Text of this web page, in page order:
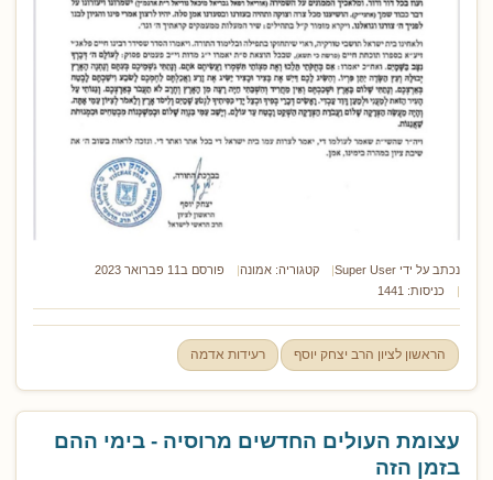
נכתב על ידי Super User קטגוריה: אמונה
פורסם ב11 פברואר 2023
כניסות: 1441
הראשון לציון הרב יצחק יוסף רעידות אדמה
עצומת העולים החדשים מרוסיה - בימי ההם
בזמן הזה